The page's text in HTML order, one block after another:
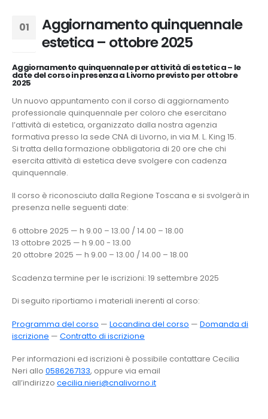
01
Aggiornamento quinquennale
estetica – ottobre 2025
Aggiornamento quinquennale per attività di estetica – le
date del corso in presenza a Livorno previsto per ottobre
2025
Un nuovo appuntamento con il corso di aggiornamento
professionale quinquennale per coloro che esercitano
l’attività di estetica, organizzato dalla nostra agenzia
formativa presso la sede CNA di Livorno, in via M. L. King 15.
Si tratta della formazione obbligatoria di 20 ore che chi
esercita attività di estetica deve svolgere con cadenza
quinquennale.
Il corso è riconosciuto dalla Regione Toscana e si svolgerà in
presenza nelle seguenti date:
6 ottobre 2025 — h 9.00 – 13.00 / 14.00 – 18.00
13 ottobre 2025 — h 9.00 - 13.00
20 ottobre 2025 — h 9.00 – 13.00 / 14.00 – 18.00
Scadenza termine per le iscrizioni: 19 settembre 2025
Di seguito riportiamo i materiali inerenti al corso:
Programma del corso — Locandina del corso — Domanda di
iscrizione — Contratto di iscrizione
Per informazioni ed iscrizioni è possibile contattare Cecilia
Neri allo 0586267133, oppure via email
all’indirizzo cecilia.nieri@cnalivorno.it